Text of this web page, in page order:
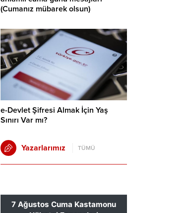
(Cumanız mübarek olsun)
e-Devlet Şifresi Almak İçin Yaş
Sınırı Var mı?
Yazarlarımız TÜMÜ